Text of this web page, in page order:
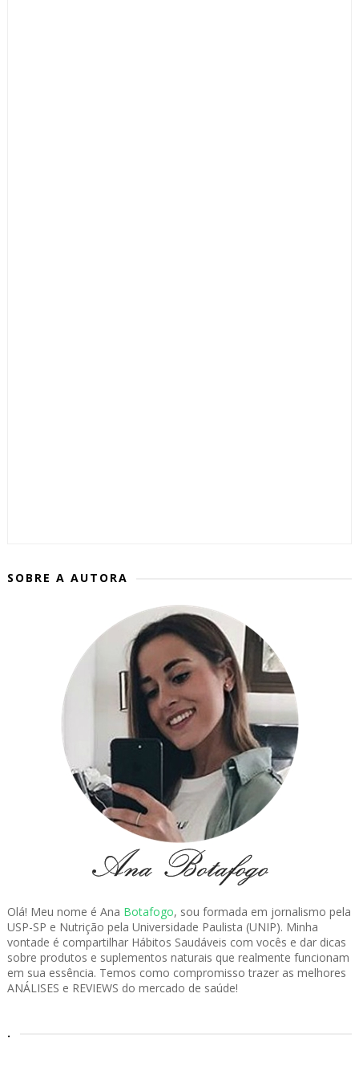
SOBRE A AUTORA
Olá! Meu nome é Ana Botafogo, sou formada em jornalismo pela
USP-SP e Nutrição pela Universidade Paulista (UNIP). Minha
vontade é compartilhar Hábitos Saudáveis com vocês e dar dicas
sobre produtos e suplementos naturais que realmente funcionam
em sua essência. Temos como compromisso trazer as melhores
ANÁLISES e REVIEWS do mercado de saúde!
.